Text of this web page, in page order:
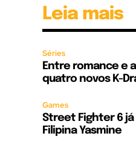
Leia mais
Séries
Entre romance e
quatro novos K-
Games
Street Fighter 6
Filipina Yasmine